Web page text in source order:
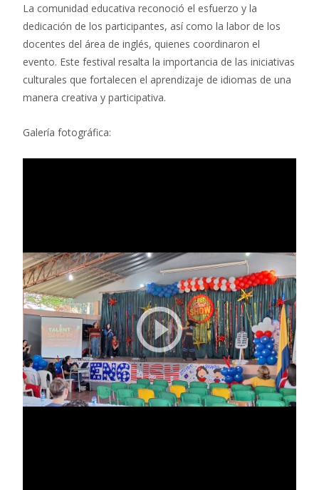
La comunidad educativa reconoció el esfuerzo y la
dedicación de los participantes, así como la labor de los
docentes del área de inglés, quienes coordinaron el
evento. Este festival resalta la importancia de las iniciativas
culturales que fortalecen el aprendizaje de idiomas de una
manera creativa y participativa.
Galería fotográfica: